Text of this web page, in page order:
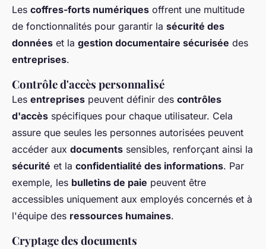
Les coffres-forts numériques offrent une multitude
de fonctionnalités pour garantir la sécurité des
données et la gestion documentaire sécurisée des
entreprises.
Contrôle d'accès personnalisé
Les entreprises peuvent définir des contrôles
d'accès spécifiques pour chaque utilisateur. Cela
assure que seules les personnes autorisées peuvent
accéder aux documents sensibles, renforçant ainsi la
sécurité et la confidentialité des informations. Par
exemple, les bulletins de paie peuvent être
accessibles uniquement aux employés concernés et à
l'équipe des ressources humaines.
Cryptage des documents